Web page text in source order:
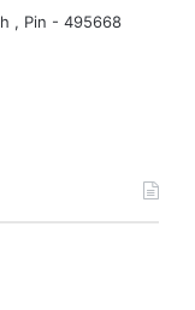
, Pin - 495668